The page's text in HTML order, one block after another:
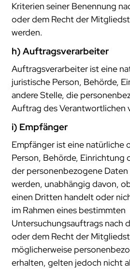
Kriterien seiner Benennung
oder dem Recht der
werden.
h) Auftragsverarbeiter
Auftragsverarbeiter ist eine
juristische Person, Behörde,
andere Stelle, die
Auftrag des Verantwortlichen
i) Empfänger
Empfänger ist eine natürliche
Person, Behörde, Einrichtung
der personenbezogene
werden, unabhängig davon,
einen Dritten handelt oder
im Rahmen eines bestimmten
Untersuchungsauftrags nach
oder dem Recht der
möglicherweise
erhalten, gelten jedoch nicht